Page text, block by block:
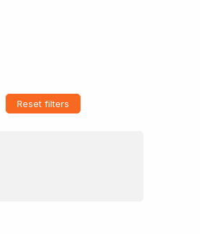
Reset filters